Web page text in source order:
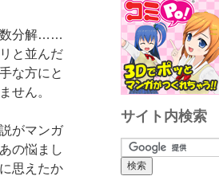
数分解……
と並んだ
な方にと
せん。
がマンガ
の悩まし
思えたか
サイト内検索